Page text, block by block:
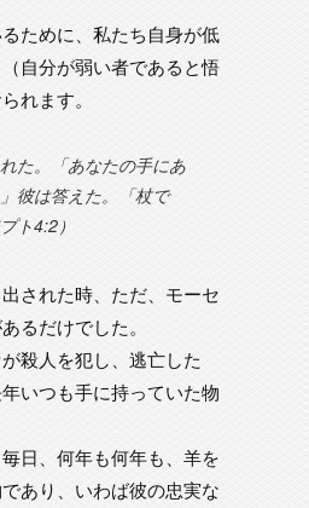
ために、私たち自身が低
自分が弱い者であると悟
れます。
た。「あなたの手にあ
彼は答えた。「杖で
ト4:2）
された時、ただ、モーセ
るだけでした。
殺人を犯し、逃亡した
いつも手に持っていた物
日、何年も何年も、羊を
あり、いわば彼の忠実な